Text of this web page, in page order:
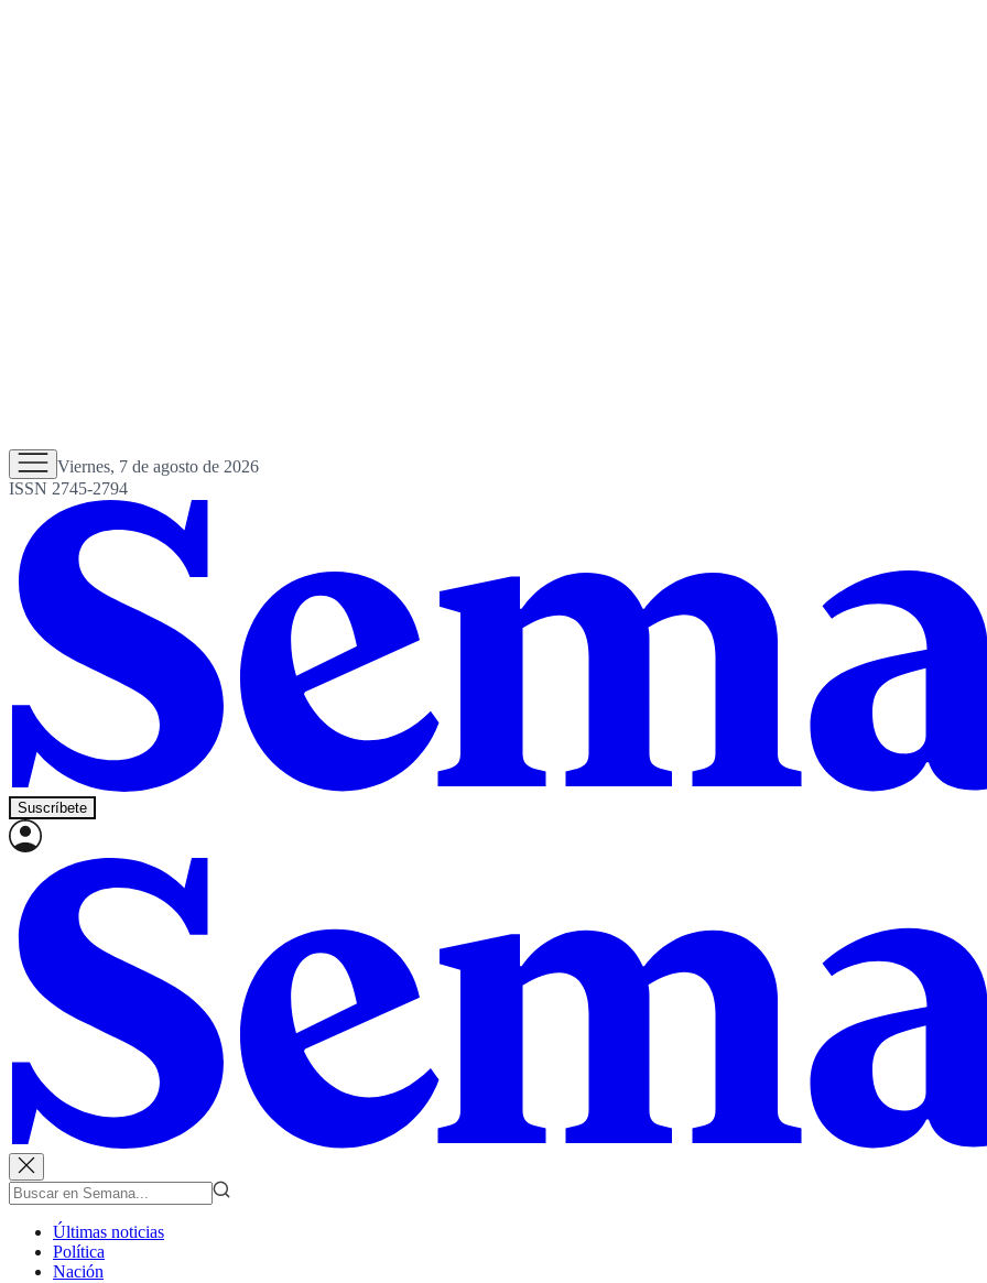
Viernes, 7 de agosto de 2026
ISSN 2745-2794
Suscríbete
Últimas noticias
Política
Nación